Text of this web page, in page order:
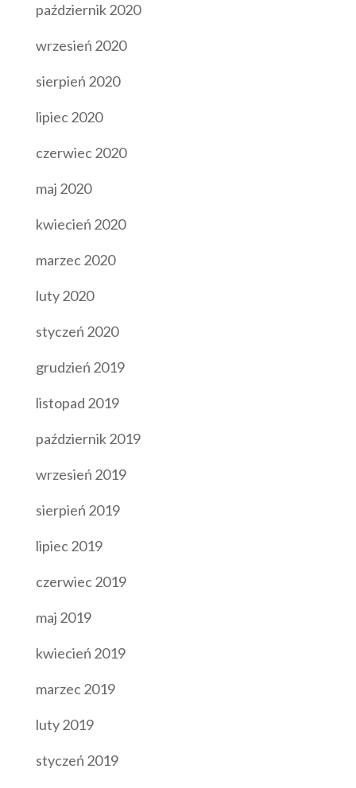
październik 2020
wrzesień 2020
sierpień 2020
lipiec 2020
czerwiec 2020
maj 2020
kwiecień 2020
marzec 2020
luty 2020
styczeń 2020
grudzień 2019
listopad 2019
październik 2019
wrzesień 2019
sierpień 2019
lipiec 2019
czerwiec 2019
maj 2019
kwiecień 2019
marzec 2019
luty 2019
styczeń 2019